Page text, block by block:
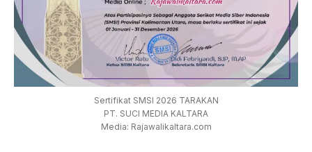
Sertifikat SMSI 2026 TARAKAN
PT. SUCI MEDIA KALTARA
Media: Rajawalikaltara.com